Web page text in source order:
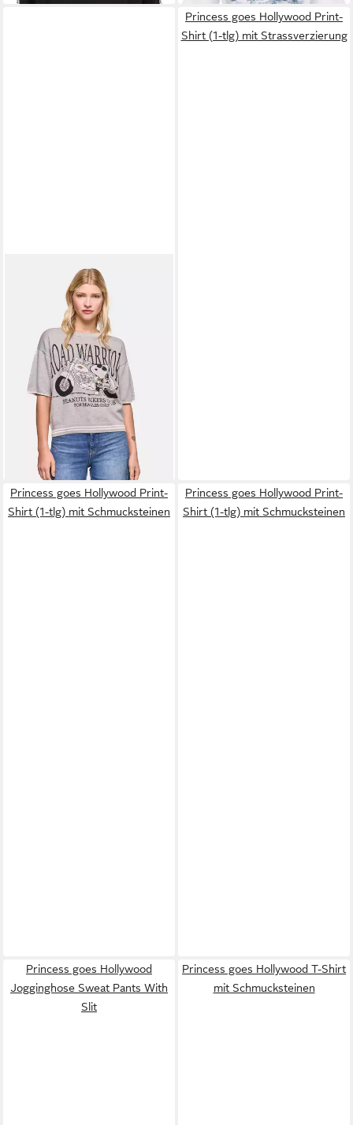
PRINCESS GOES
HOLLYWOOD
Rundhalspullover Mit Snoopy-
UVP239,00 €
Princess goes Hollywood Print-
Shirt (1-tlg) mit Strassverzierung
Princess goes Hollywood Print-
Shirt (1-tlg) mit Schmucksteinen
Princess goes Hollywood Print-
Shirt (1-tlg) mit Schmucksteinen
Princess goes Hollywood
Jogginghose Sweat Pants With
Slit
Princess goes Hollywood T-Shirt
mit Schmucksteinen